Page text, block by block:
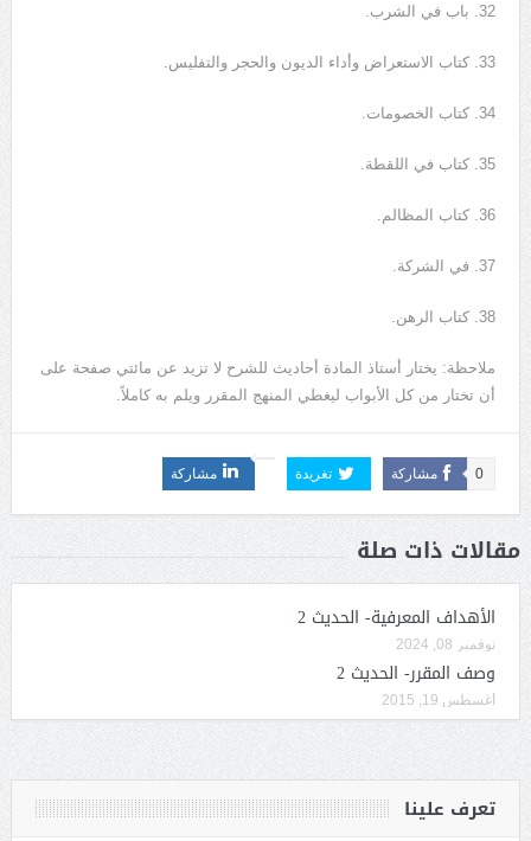
32. باب في الشرب.
33. كتاب الاستعراض وأداء الديون والحجر والتفليس.
34. كتاب الخصومات.
35. كتاب في اللقطة.
36. كتاب المظالم.
37. في الشركة.
38. كتاب الرهن.
ملاحظة: يختار أستاذ المادة أحاديث للشرح لا تزيد عن مائتي صفحة على
أن تختار من كل الأبواب ليغطي المنهج المقرر ويلم به كاملاً.
مشاركة 0 تغريدة مشاركة
مقالات ذات صلة
الأهداف المعرفية- الحديث 2
نوفمبر 08, 2024
وصف المقرر- الحديث 2
أغسطس 19, 2015
تعرف علينا